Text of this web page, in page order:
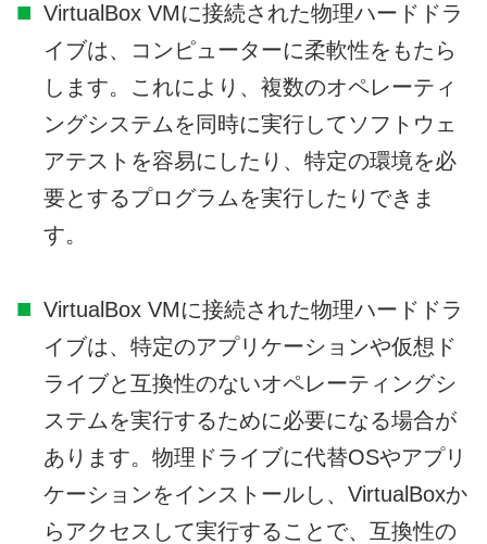
VirtualBox VMに接続された物理ハードドラ
イブは、コンピューターに柔軟性をもたら
します。これにより、複数のオペレーティ
ングシステムを同時に実行してソフトウェ
アテストを容易にしたり、特定の環境を必
要とするプログラムを実行したりできま
す。
VirtualBox VMに接続された物理ハードドラ
イブは、特定のアプリケーションや仮想ド
ライブと互換性のないオペレーティングシ
ステムを実行するために必要になる場合が
あります。物理ドライブに代替OSやアプリ
ケーションをインストールし、VirtualBoxか
らアクセスして実行することで、互換性の